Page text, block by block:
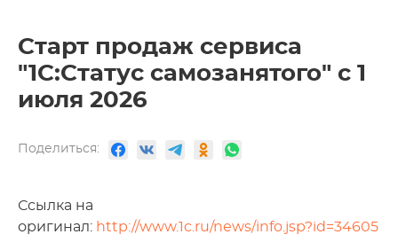
Старт продаж сервиса
"1С:Статус самозанятого" с 1
июля 2026
Поделиться:
Ссылка на
оригинал: http://www.1c.ru/news/info.jsp?id=34605